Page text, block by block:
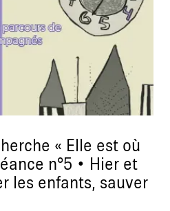
« Elle est où
n°5 • Hier et
les enfants, sauver